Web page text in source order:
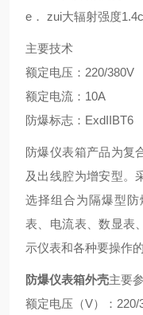
e． zui大辐射强度
主要技术
额定电压：220/380V
额定电流：10A
防爆标志：ExdIIBT6
防爆仪表箱产品为复
及出线腔为增安型。
选择组合为隔爆型
表、电流表、数显表
示仪表和各种要操作
防爆仪表箱外壳主要
额定电压（V）：220/